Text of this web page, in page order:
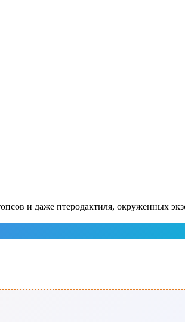
и даже птеродактиля, окруженных